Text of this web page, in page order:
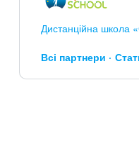
Дистанційна школа
Всі партнери